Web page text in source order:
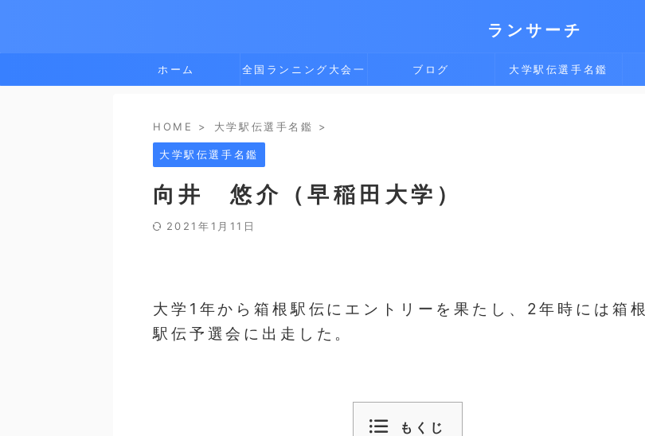
ランサーチ
ホーム 全国ランニング大会一 ブログ 大学駅伝選手名鑑
HOME > 大学駅伝選手名鑑 >
大学駅伝選手名鑑
向井 悠介（早稲田大学）
2021年1月11日
大学1年から箱根駅伝にエントリーを果たし、2年時には箱根
駅伝予選会に出走した。
もくじ